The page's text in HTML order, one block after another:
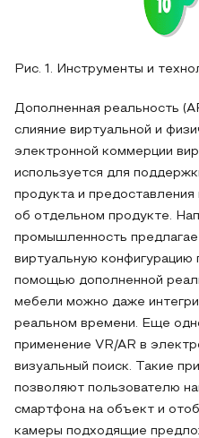
Рис. 1. Инструменты и
Дополненная реальность
слияние виртуальной и
электронной коммерции
используется для
продукта и
об отдельном продукте.
промышленность
виртуальную
помощью дополненной
мебели можно даже
реальном времени. Еще
применение VR/AR в
визуальный поиск. Такие
позволяют пользователю
смартфона на объект и
камеры подходящие